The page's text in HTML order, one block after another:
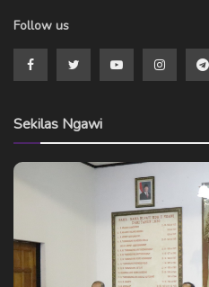
Follow us
Sekilas Ngawi